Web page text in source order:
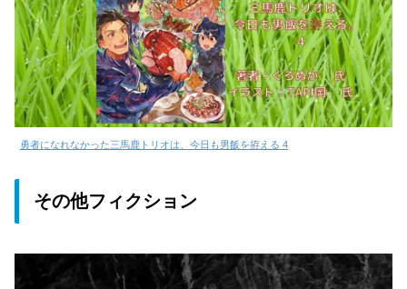
勇者になれなかった三馬鹿トリオは、今日も男飯を拵える 4
その他フィクション